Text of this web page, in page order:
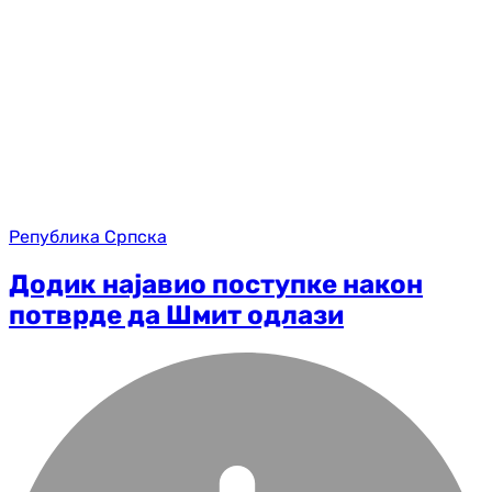
Република Српска
Додик најавио поступке након
потврде да Шмит одлази